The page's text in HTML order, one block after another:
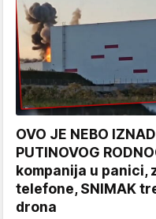
OVO JE NEBO
PUTINOVOG
kompanija u panici,
telefone, SNIMAK
drona